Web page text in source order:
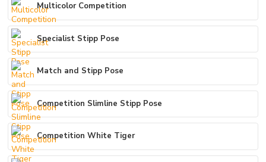
Multicolor Competition
Specialist Stipp Pose
Match and Stipp Pose
Competition Slimline Stipp Pose
Competition White Tiger